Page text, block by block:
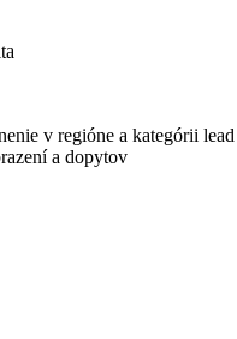
v regióne a kategórii lead
a dopytov